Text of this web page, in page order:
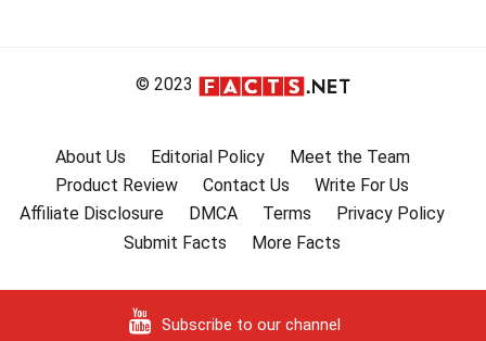
© 2023
About Us Editorial Policy
Meet the Team
Product Review
Contact Us
Write For Us
Affiliate Disclosure
DMCA Terms
Privacy Policy
Submit Facts
More Facts
Subscribe to our channel